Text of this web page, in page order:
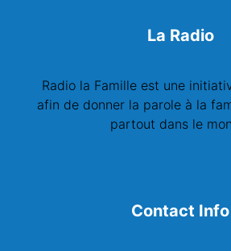
La Radio
Radio la Famille est une
afin de donner la parole à la
partout dans le
Contact Info